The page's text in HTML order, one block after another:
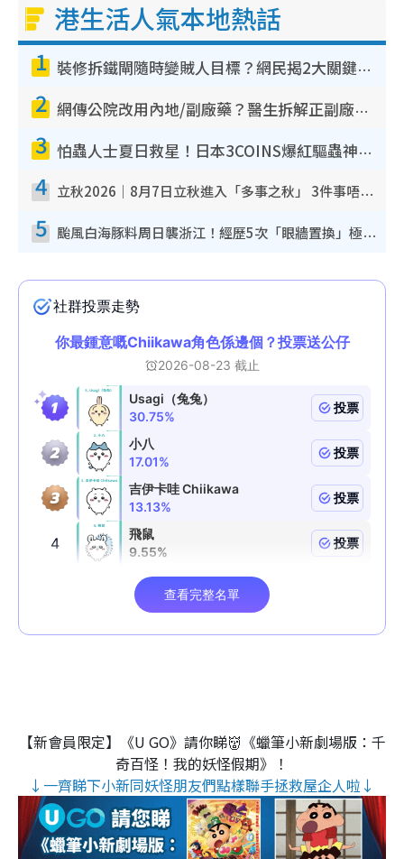
港生活人氣本地熱話
1 裝修拆鐵閘隨時變賊人目標？網民揭2大關鍵用途：裝新式等於白裝？附新舊鐵閘分別
2 網傳公院改用內地/副廠藥？醫生拆解正副廠分別 揭4類人換藥隨時出事
3 怕蟲人士夏日救星！日本3COINS爆紅驅蟲神器$45起 1招「全程免觸碰」輕鬆搞定小強
4 立秋2026｜8月7日立秋進入「多事之秋」 3件事唔做得！專家教6招開運 清枱頭／銀包納氣接好運
5 颱風白海豚料周日襲浙江！經歷5次「眼牆置換」極罕見 成登陸內地最長途颱風
【新會員限定】《U GO》請你睇👹《蠟筆小新劇場版：千
奇百怪！我的妖怪假期》！
↓一齊睇下小新同妖怪朋友們點樣聯手拯救屋企人啦↓